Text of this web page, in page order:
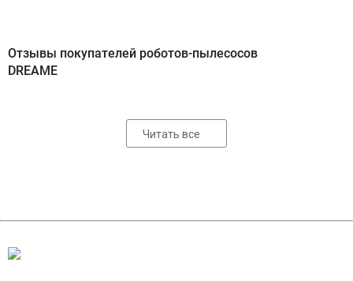
Отзывы покупателей роботов-пылесосов
DREAME
Читать все